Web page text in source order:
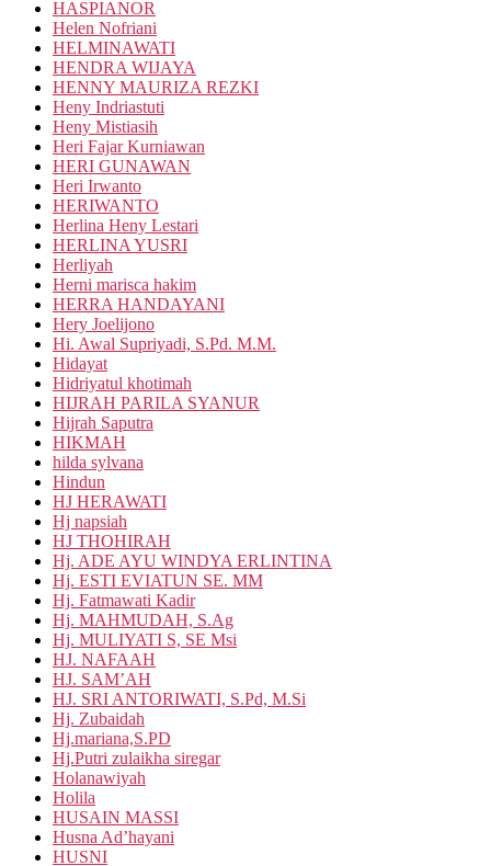
HASPIANOR
Helen Nofriani
HELMINAWATI
HENDRA WIJAYA
HENNY MAURIZA REZKI
Heny Indriastuti
Heny Mistiasih
Heri Fajar Kurniawan
HERI GUNAWAN
Heri Irwanto
HERIWANTO
Herlina Heny Lestari
HERLINA YUSRI
Herliyah
Herni marisca hakim
HERRA HANDAYANI
Hery Joelijono
Hi. Awal Supriyadi, S.Pd. M.M.
Hidayat
Hidriyatul khotimah
HIJRAH PARILA SYANUR
Hijrah Saputra
HIKMAH
hilda sylvana
Hindun
HJ HERAWATI
Hj napsiah
HJ THOHIRAH
Hj. ADE AYU WINDYA ERLINTINA
Hj. ESTI EVIATUN SE. MM
Hj. Fatmawati Kadir
Hj. MAHMUDAH, S.Ag
Hj. MULIYATI S, SE Msi
HJ. NAFAAH
HJ. SAM’AH
HJ. SRI ANTORIWATI, S.Pd, M.Si
Hj. Zubaidah
Hj.mariana,S.PD
Hj.Putri zulaikha siregar
Holanawiyah
Holila
HUSAIN MASSI
Husna Ad’hayani
HUSNI